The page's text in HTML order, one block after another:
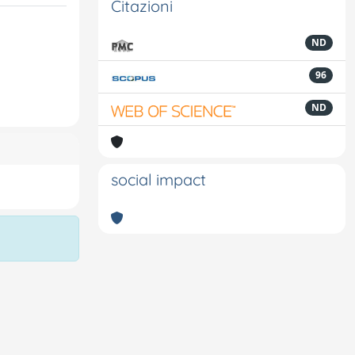
Citazioni
ND
96
ND
social impact